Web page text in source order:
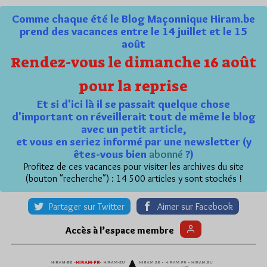
Comme chaque été le Blog Maçonnique Hiram.be
prend des vacances entre le 14 juillet et le 15
août
Rendez-vous le dimanche 16 août
pour la reprise
Et si d'ici là il se passait quelque chose
d'important on réveillerait tout de même le blog
avec un petit article,
et vous en seriez informé par une newsletter (y
êtes-vous bien abonné ?)
Profitez de ces vacances pour visiter les archives du site
(bouton "recherche") : 14 500 articles y sont stockés !
Partager sur Twitter Aimer sur Facebook
Accès à l’espace membre